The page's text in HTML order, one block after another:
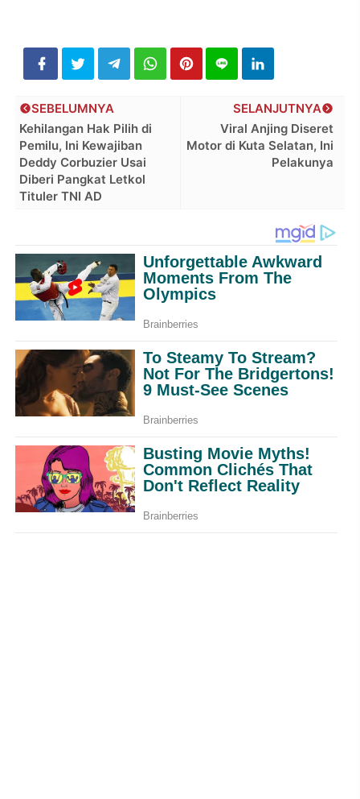
SELANJUTNYA
Viral Anjing Diseret
Motor di Kuta Selatan, Ini
Pelakunya
SEBELUMNYA
Kehilangan Hak Pilih di
Pemilu, Ini Kewajiban
Deddy Corbuzier Usai
Diberi Pangkat Letkol
Tituler TNI AD